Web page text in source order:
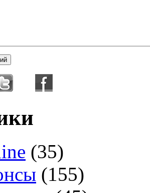
(35)
(155)